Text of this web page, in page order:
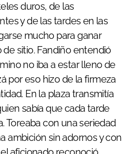
duros, de las
y de las tardes en las
mucho para ganar
sitio. Fandiño entendió
no iba a estar lleno de
por eso hizo de la firmeza
En la plaza transmitía
sabía que cada tarde
Toreaba con una seriedad
ambición sin adornos y con